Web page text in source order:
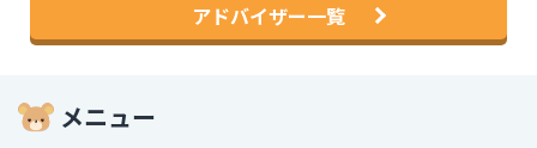
アドバイザー一覧
メニュー